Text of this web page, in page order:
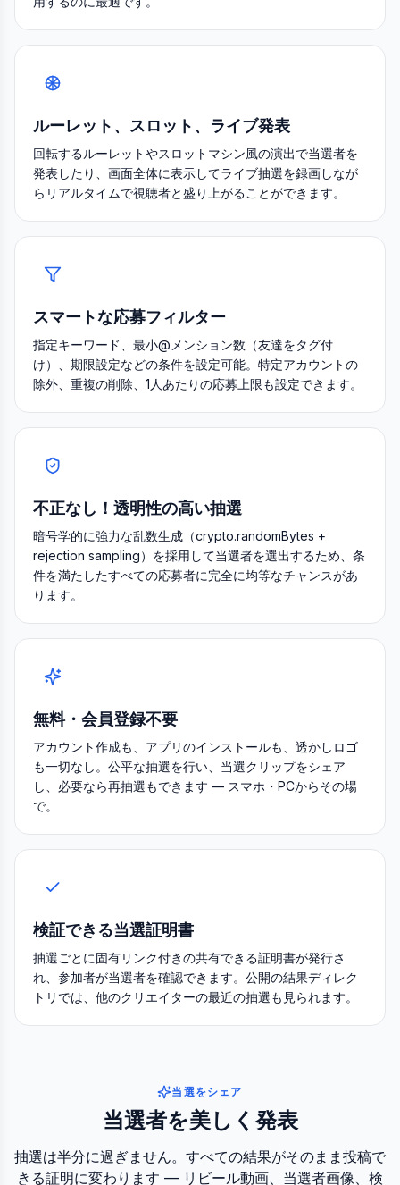
ルーレット、スロット、ライブ発表
回転するルーレットやスロットマシン風の演出で当選者を
発表したり、画面全体に表示してライブ抽選を録画しなが
らリアルタイムで視聴者と盛り上がることができます。
スマートな応募フィルター
指定キーワード、最小@メンション数（友達をタグ付
け）、期限設定などの条件を設定可能。特定アカウントの
除外、重複の削除、1人あたりの応募上限も設定できます。
不正なし！透明性の高い抽選
暗号学的に強力な乱数生成（crypto.randomBytes +
rejection sampling）を採用して当選者を選出するため、条
件を満たしたすべての応募者に完全に均等なチャンスがあ
ります。
無料・会員登録不要
アカウント作成も、アプリのインストールも、透かしロゴ
も一切なし。公平な抽選を行い、当選クリップをシェア
し、必要なら再抽選もできます — スマホ・PCからその場
で。
検証できる当選証明書
抽選ごとに固有リンク付きの共有できる証明書が発行さ
れ、参加者が当選者を確認できます。公開の結果ディレク
トリでは、他のクリエイターの最近の抽選も見られます。
当選をシェア
当選者を美しく発表
抽選は半分に過ぎません。すべての結果がそのまま投稿で
きる証明に変わります — リビール動画、当選者画像、検